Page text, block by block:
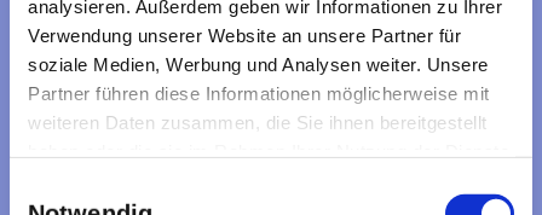
analysieren. Außerdem geben wir Informationen zu Ihrer
Verwendung unserer Website an unsere Partner für
soziale Medien, Werbung und Analysen weiter. Unsere
Partner führen diese Informationen möglicherweise mit
weiteren Daten zusammen, die Sie ihnen bereitgestellt
neuen Fall!
ab 5 Jahren
Dauer: ca. 85 Minuten inkl. Pause